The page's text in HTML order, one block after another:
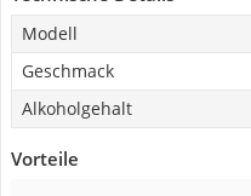
Modell
Geschmack
Alkoholgehalt
Vorteile